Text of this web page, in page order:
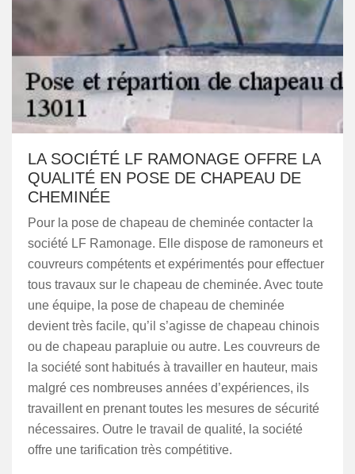
LA SOCIÉTÉ LF RAMONAGE OFFRE LA
QUALITÉ EN POSE DE CHAPEAU DE
CHEMINÉE
Pour la pose de chapeau de cheminée contacter la
société LF Ramonage. Elle dispose de ramoneurs et
couvreurs compétents et expérimentés pour effectuer
tous travaux sur le chapeau de cheminée. Avec toute
une équipe, la pose de chapeau de cheminée
devient très facile, qu’il s’agisse de chapeau chinois
ou de chapeau parapluie ou autre. Les couvreurs de
la société sont habitués à travailler en hauteur, mais
malgré ces nombreuses années d’expériences, ils
travaillent en prenant toutes les mesures de sécurité
nécessaires. Outre le travail de qualité, la société
offre une tarification très compétitive.